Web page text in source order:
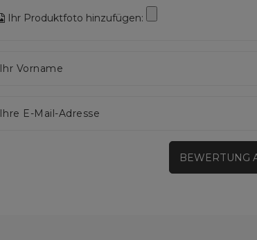
Ihr Produktfoto hinzufügen:
Ihr Vorname
Ihre E-Mail-Adresse
BEWERTUNG